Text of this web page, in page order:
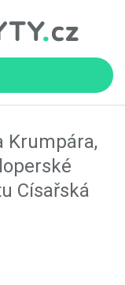
Krumpára,
Císařská